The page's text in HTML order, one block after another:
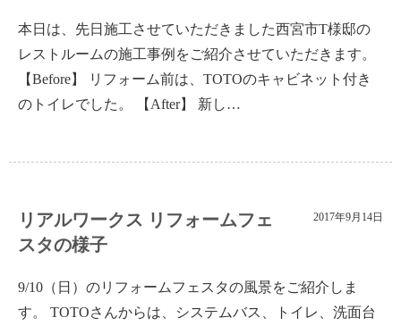
本日は、先日施工させていただきました西宮市T様邸の
レストルームの施工事例をご紹介させていただきます。
【Before】 リフォーム前は、TOTOのキャビネット付き
のトイレでした。 【After】 新し…
リアルワークス リフォームフェ
スタの様子
2017年9月14日
9/10（日）のリフォームフェスタの風景をご紹介しま
す。 TOTOさんからは、システムバス、トイレ、洗面台